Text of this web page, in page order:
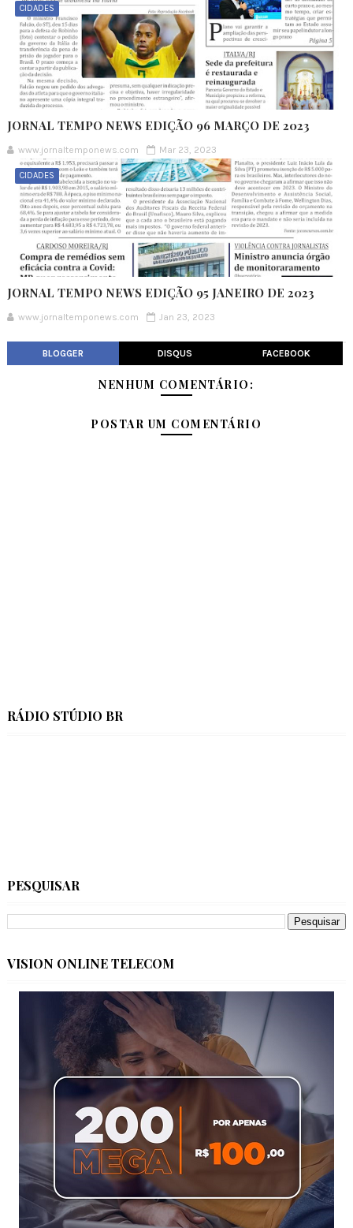
CIDADES
JORNAL TEMPO NEWS EDIÇÃO 96 MARÇO DE 2023
www.jornaltemponews.com Mar 23, 2023
CIDADES
JORNAL TEMPO NEWS EDIÇÃO 95 JANEIRO DE 2023
www.jornaltemponews.com Jan 23, 2023
BLOGGER DISQUS FACEBOOK
NENHUM COMENTÁRIO:
POSTAR UM COMENTÁRIO
RÁDIO STÚDIO BR
PESQUISAR
VISION ONLINE TELECOM